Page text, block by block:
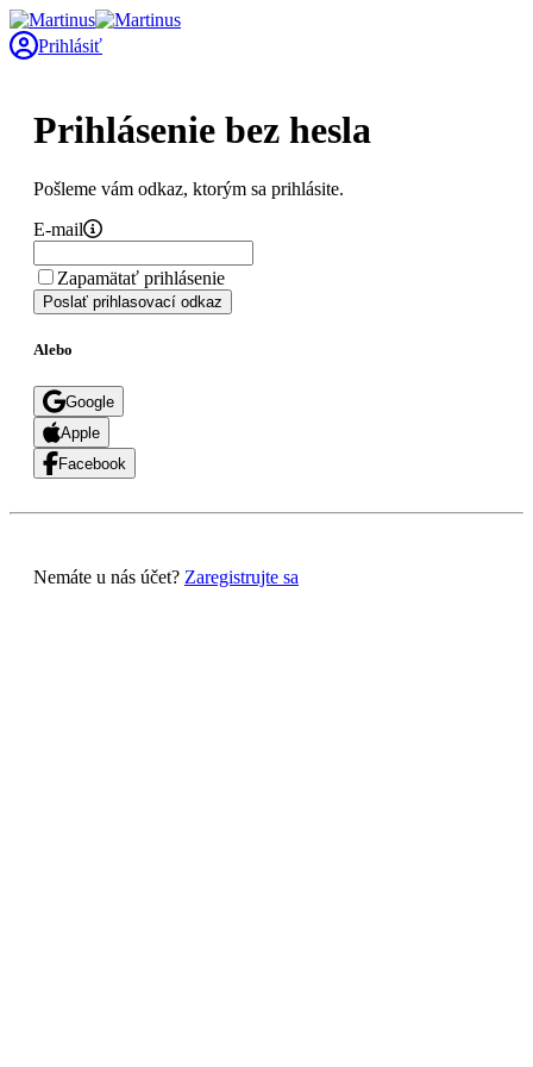
Prihlásiť
Prihlásenie bez hesla
Pošleme vám odkaz, ktorým sa prihlásite.
E-mail
Zapamätať prihlásenie
Poslať prihlasovací odkaz
Alebo
Google
Apple
Facebook
Nemáte u nás účet? Zaregistrujte sa